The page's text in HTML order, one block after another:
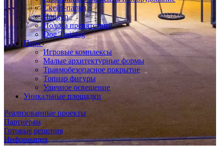
Скейт-парки
Паркур
Полоса препятствий
Dog Training
Парк
Игровые комплексы
Малые архитектурные формы
Травмобезопасное покрытие
Топиар фигуры
Уличное освещение
Уникальные площадки
Реализованные проекты
Партнерам
Готовые решения
Информация